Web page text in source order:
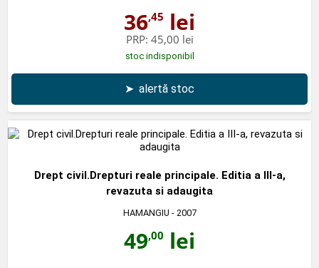
36,45 lei
PRP: 45,00 lei
stoc indisponibil
➤ alertă stoc
Drept civil.Drepturi reale principale. Editia a III-a,
revazuta si adaugita
HAMANGIU - 2007
49,00 lei